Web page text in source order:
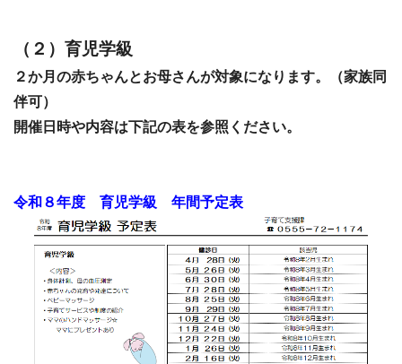
（２）育児学級
２か月の赤ちゃんとお母さんが対象になります。（家族同
伴可）
開催日時や内容は下記の表を参照ください。
令和８年度 育児学級 年間予定表